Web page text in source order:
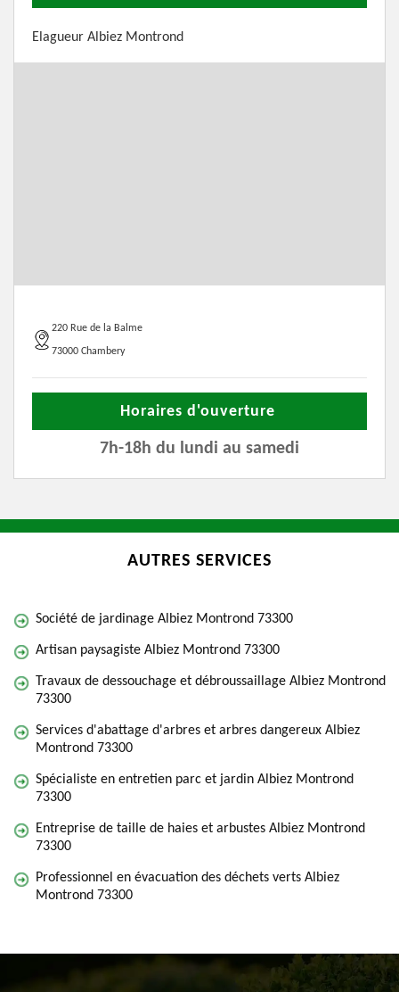
Elagueur Albiez Montrond
220 Rue de la Balme
73000 Chambery
Horaires d'ouverture
7h-18h du lundi au samedi
AUTRES SERVICES
Société de jardinage Albiez Montrond 73300
Artisan paysagiste Albiez Montrond 73300
Travaux de dessouchage et débroussaillage Albiez Montrond
73300
Services d'abattage d'arbres et arbres dangereux Albiez
Montrond 73300
Spécialiste en entretien parc et jardin Albiez Montrond
73300
Entreprise de taille de haies et arbustes Albiez Montrond
73300
Professionnel en évacuation des déchets verts Albiez
Montrond 73300